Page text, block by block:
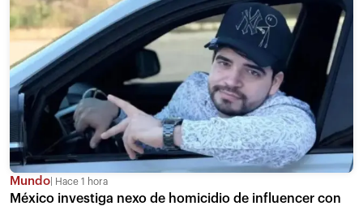
Mundo Hace 1 hora
México investiga nexo de homicidio de influencer con